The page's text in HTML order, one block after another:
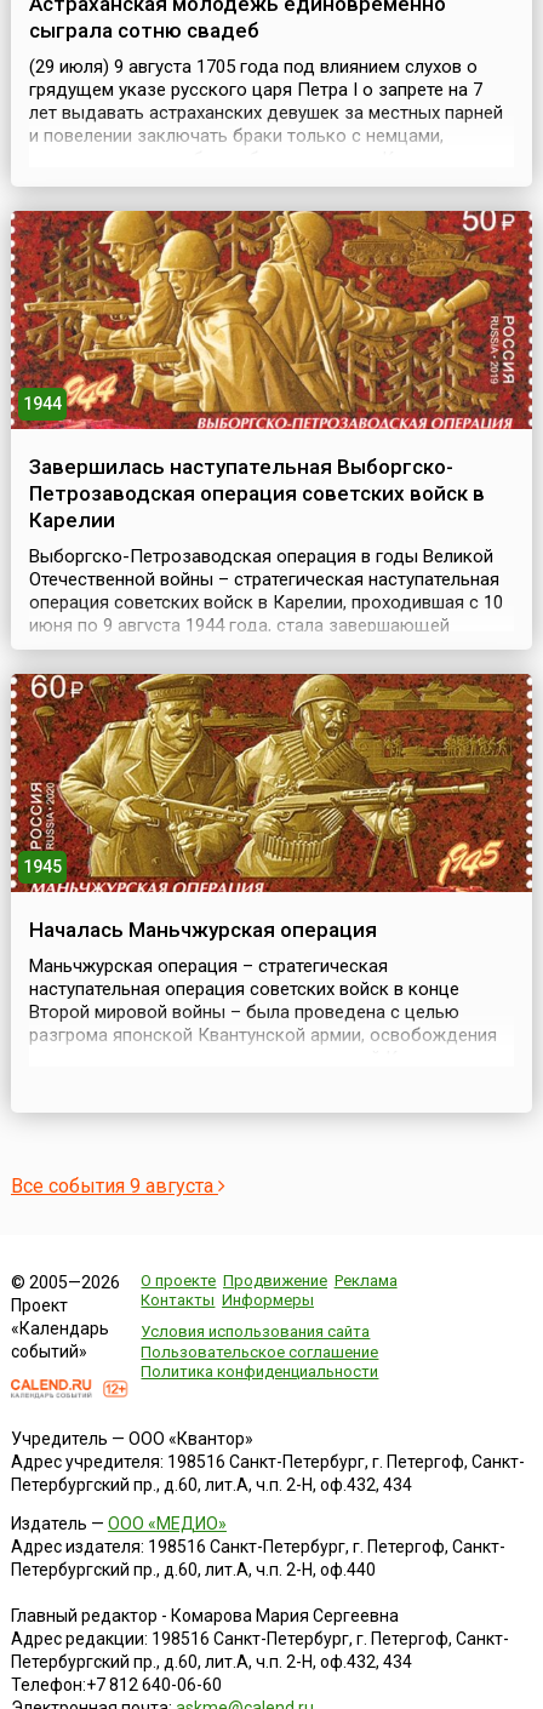
сыграла сотню свадеб
(29 июля) 9 августа 1705 года под влиянием слухов о
грядущем указе русского царя Петра I о запрете на 7
лет выдавать астраханских девушек за местных парней
и повелении заключать браки только с немцами,
Астрахани единовременно сыграли сотню свадеб.
ночью резню иноземцев, переросшую во всенародное
выс...
1944
Завершилась наступательная Выборгско-
Петрозаводская операция советских войск в
Карелии
Выборгско-Петрозаводская операция в годы Великой
Отечественной войны – стратегическая наступательная
операция советских войск в Карелии, проходившая с 10
июня по 9 августа 1944 года, стала завершающей
операцией битвы за Ленинград. Цель наступления
заключалась в ликвидации угрозы Ленинграду, а также
в ускорении выхода Финляндии из войны.Успехи
советских войск во время зимней кампании 1944 года ...
1945
Началась Маньчжурская операция
Маньчжурская операция – стратегическая
наступательная операция советских войск в конце
Второй мировой войны – была проведена с целью
разгрома японской Квантунской армии, освобождения
Все события 9 августа
© 2005—2026
Проект
«Календарь
событий»
О проекте Продвижение Реклама
Контакты Информеры
Условия использования сайта
Пользовательское соглашение
Политика конфиденциальности
Учредитель — ООО «Квантор»
Адрес учредителя: 198516 Санкт-Петербург, г. Петергоф, Санкт-
Петербургский пр., д.60, лит.А, ч.п. 2-Н, оф.432, 434
Издатель — ООО «МЕДИО»
Адрес издателя: 198516 Санкт-Петербург, г. Петергоф, Санкт-
Петербургский пр., д.60, лит.А, ч.п. 2-Н, оф.440
Главный редактор - Комарова Мария Сергеевна
Адрес редакции: 198516 Санкт-Петербург, г. Петергоф, Санкт-
Петербургский пр., д.60, лит.А, ч.п. 2-Н, оф.432, 434
Телефон:+7 812 640-06-60